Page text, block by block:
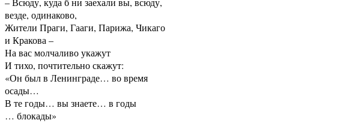
везде, одинаково,
Жители Праги, Гааги, Парижа, Чикаго
и Кракова –
На вас молчаливо укажут
И тихо, почтительно скажут:
«Он был в Ленинграде… во время
осады…
В те годы… вы знаете… в годы
… блокады»